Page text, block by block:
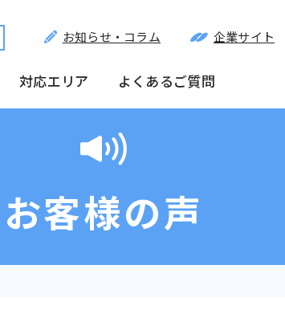
お知らせ・コラム 企業サイト
対応エリア よくあるご質問
お客様の声